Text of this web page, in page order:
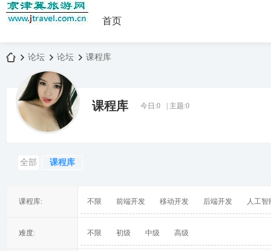
首页
»
论坛
›
论坛 课程库
课程库 今日:0 主题:0
全部 课程库
课程库: 不限 前端开发 移动开发 后端开发 人工智
难度: 不限 初级 中级 高级